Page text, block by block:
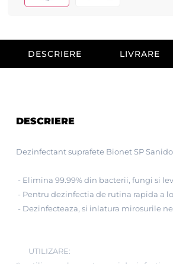
DESCRIERE LIVRARE
DESCRIERE
Dezinfectant suprafete Bionet SP
- Elimina 99.99% din bacterii, fungi si
- Pentru dezinfectia de rutina rapida a
- Dezinfecteaza, si inlatura mirosurile
UTILIZARE: